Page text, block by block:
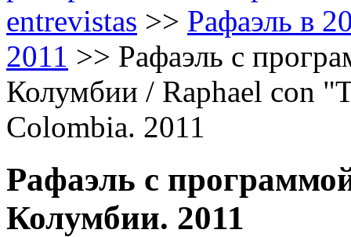
entrevistas >> Рафаэль в
2011 >> Рафаэль с
Колумбии / Raphael con
Colombia. 2011
Рафаэль с
Колумбии. 2011